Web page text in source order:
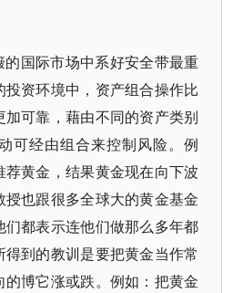
国际市场中系好安全带最重
资环境中，资产组合操作比
可靠，藉由不同的资产类别
可经由组合来控制风险。例
黄金，结果黄金现在向下波
也跟很多全球大的黄金基金
都表示连他们做那么多年都
到的教训是要把黄金当作常
博它涨或跌。例如：把黄金